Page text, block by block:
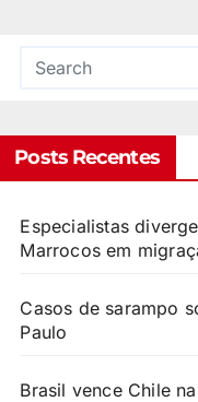
Posts Recentes
Especialistas
Marrocos em
Casos de sarampo
Paulo
Brasil vence Chile